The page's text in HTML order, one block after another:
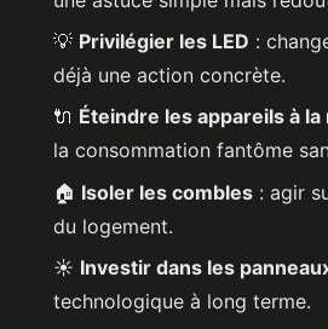
💡 Privilégier les LED :
déjà une action concrète.
🔌 Éteindre les appareils à
la consommation fantôme
🏠 Isoler les combles : agir
du logement.
☀️ Investir dans les
technologique à long terme.